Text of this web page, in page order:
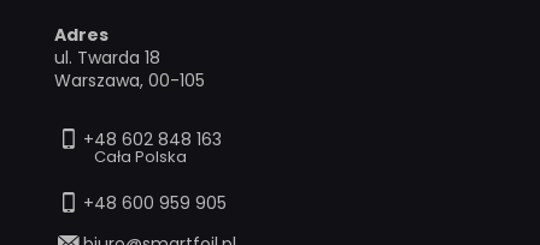
Adres
ul. Twarda 18
Warszawa, 00-105
+48 602 848 163
Cała Polska
+48 600 959 905